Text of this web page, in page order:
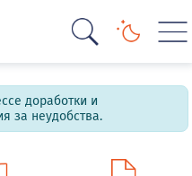
доработки и
за неудобства.